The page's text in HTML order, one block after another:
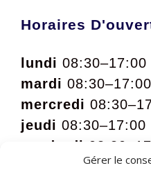
Gérer le
Horaires
lundi 08:30–17:00
mardi 08:30–17:00
mercredi
jeudi 08:30–17:00
vendredi
09:00 –